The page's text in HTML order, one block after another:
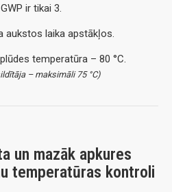
ir tikai 3.
aukstos laika apstākļos.
temperatūra – 80 °C.
– maksimāli 75 °C)
un mazāk apkures
temperatūras kontroli